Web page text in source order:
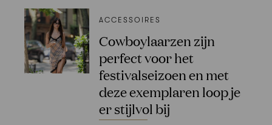
ACCESSOIRES
Cowboylaarzen zijn
perfect voor het
festivalseizoen en met
deze exemplaren loop je
er stijlvol bij